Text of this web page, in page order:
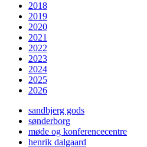
2018
2019
2020
2021
2022
2023
2024
2025
2026
sandbjerg gods
sønderborg
møde og konferencecentre
henrik dalgaard